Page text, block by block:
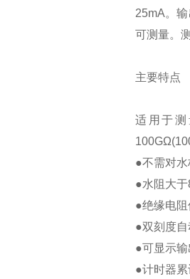
25mA。
可测量。
主要特点
适用于
●不需对
●水阻大
●绝缘电
●双刻度
●可显示
●计时器